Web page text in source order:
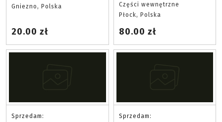
Gniezno, Polska
20.00 zł
Części wewnętrzne
Płock, Polska
80.00 zł
Sprzedam: Sprzedam: